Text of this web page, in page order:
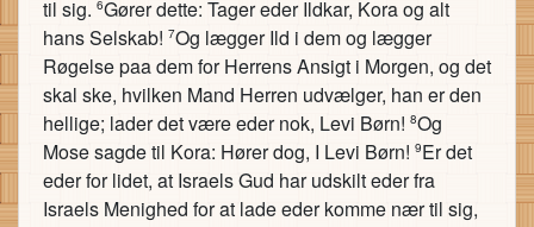
til sig. 6Gører dette: Tager eder Ildkar, Kora og alt
hans Selskab! 7Og lægger Ild i dem og lægger
Røgelse paa dem for Herrens Ansigt i Morgen, og det
skal ske, hvilken Mand Herren udvælger, han er den
hellige; lader det være eder nok, Levi Børn! 8Og
Mose sagde til Kora: Hører dog, I Levi Børn! 9Er det
eder for lidet, at Israels Gud har udskilt eder fra
Israels Menighed for at lade eder komme nær til sig,